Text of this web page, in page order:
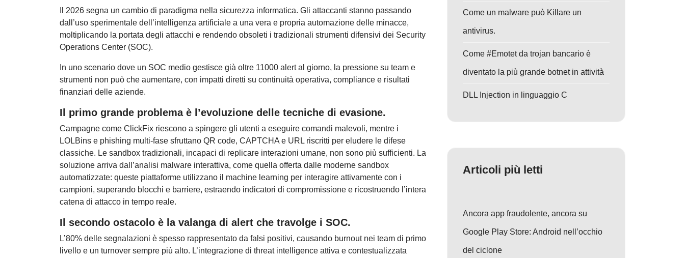
Il 2026 segna un cambio di paradigma nella sicurezza informatica. Gli attaccanti stanno passando
dall’uso sperimentale dell’intelligenza artificiale a una vera e propria automazione delle minacce,
moltiplicando la portata degli attacchi e rendendo obsoleti i tradizionali strumenti difensivi dei Security
Operations Center (SOC).
In uno scenario dove un SOC medio gestisce già oltre 11000 alert al giorno, la pressione su team e
strumenti non può che aumentare, con impatti diretti su continuità operativa, compliance e risultati
finanziari delle aziende.
Il primo grande problema è l’evoluzione delle tecniche di evasione.
Campagne come ClickFix riescono a spingere gli utenti a eseguire comandi malevoli, mentre i
LOLBins e phishing multi-fase sfruttano QR code, CAPTCHA e URL riscritti per eludere le difese
classiche. Le sandbox tradizionali, incapaci di replicare interazioni umane, non sono più sufficienti. La
soluzione arriva dall’analisi malware interattiva, come quella offerta dalle moderne sandbox
automatizzate: queste piattaforme utilizzano il machine learning per interagire attivamente con i
campioni, superando blocchi e barriere, estraendo indicatori di compromissione e ricostruendo l’intera
catena di attacco in tempo reale.
Il secondo ostacolo è la valanga di alert che travolge i SOC.
L’80% delle segnalazioni è spesso rappresentato da falsi positivi, causando burnout nei team di primo
livello e un turnover sempre più alto. L’integrazione di threat intelligence attiva e contestualizzata
Come un malware può Killare un
antivirus.
Come #Emotet da trojan bancario è
diventato la più grande botnet in attività
DLL Injection in linguaggio C
Articoli più letti
Ancora app fraudolente, ancora su
Google Play Store: Android nell’occhio
del ciclone